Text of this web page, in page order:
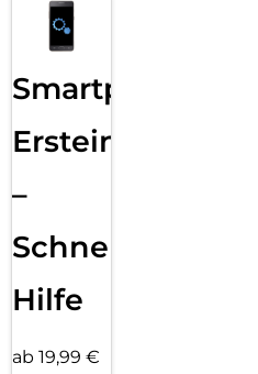
Smartphone
Ersteinrichtung
–
Schnelle
Hilfe
ab 19,99 €